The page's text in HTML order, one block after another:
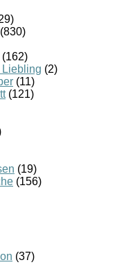
(830)
(162)
Liebling (2)
(11)
(121)
(19)
(156)
(37)